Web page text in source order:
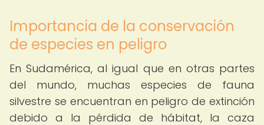
Importancia de la conservación
de especies en peligro
En Sudamérica, al igual que en otras partes
del mundo, muchas especies de fauna
silvestre se encuentran en peligro de extinción
debido a la pérdida de hábitat, la caza